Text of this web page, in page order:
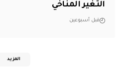
التغير المناخي
قبل أسبوعين
المزيد